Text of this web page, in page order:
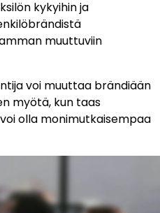
kykyihin ja
muuttuviin
voi muuttaa brändiään
myötä, kun taas
olla monimutkaisempaa